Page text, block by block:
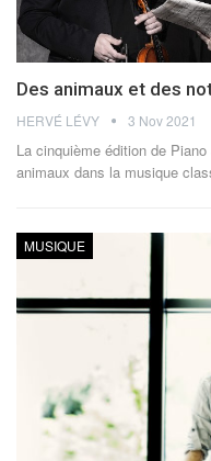
Des animaux et des
HERVÉ LÉVY 3 Nov 2021
La cinquième édition de
animaux dans la musique
MUSIQUE